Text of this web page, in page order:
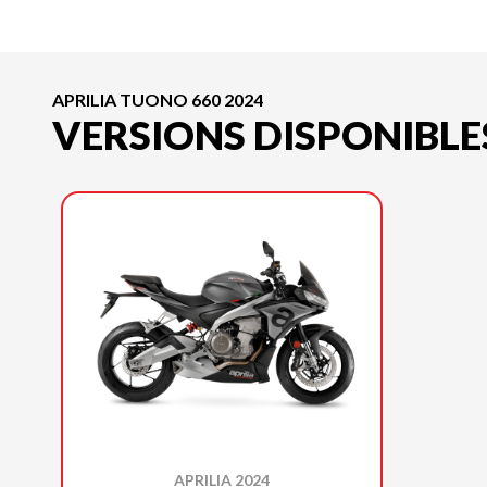
APRILIA TUONO 660 2024
VERSIONS
APRILIA 2024